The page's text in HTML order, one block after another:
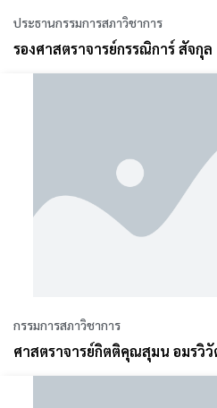
ประธานกรรมการสภาวิชาการ
รองศาสตราจารย์กรรณิการ์ สัจกุล
กรรมการสภาวิชาการ
ศาสตราจารย์กิตติคุณสุมน อมรวิ